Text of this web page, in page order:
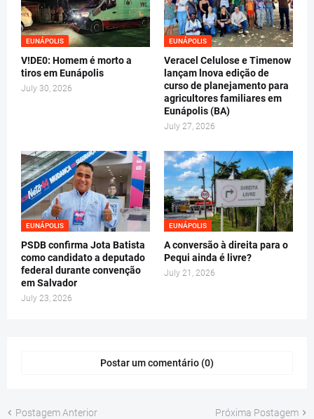
EUNÁPOLIS
V!DE0: Homem é morto a
tiros em Eunápolis
July 30, 2026
EUNÁPOLIS
Veracel Celulose e Timenow
lançam lnova edição de
curso de planejamento para
agricultores familiares em
Eunápolis (BA)
July 27, 2026
EUNÁPOLIS
PSDB confirma Jota Batista
como candidato a deputado
federal durante convenção
em Salvador
July 23, 2026
EUNÁPOLIS
A conversão à direita para o
Pequi ainda é livre?
July 21, 2026
Postar um comentário (0)
Postagem Anterior Próxima Postagem